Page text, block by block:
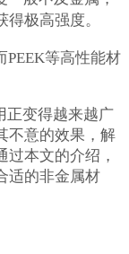
极高强度。
PEEK等高性能材
正变得越来越广
不意的效果，解
本文的介绍，
适的非金属材